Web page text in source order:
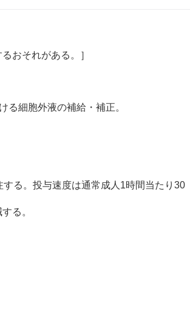
おそれがある。］
る細胞外液の補給・補正。
る。投与速度は通常成人1時間当たり30
る。